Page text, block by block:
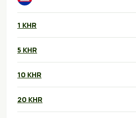
1 KHR
5 KHR
10 KHR
20 KHR